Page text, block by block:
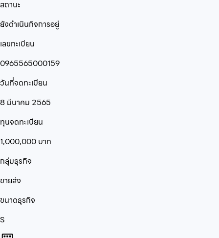
สถานะ
ยังดำเนินกิจการอยู่
เลขทะเบียน
0965565000159
วันที่จดทะเบียน
8 มีนาคม 2565
ทุนจดทะเบียน
1,000,000 บาท
กลุ่มธุรกิจ
ขายส่ง
ขนาดธุรกิจ
S